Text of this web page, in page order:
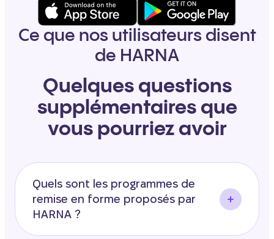
Ce que nos utilisateurs disent
de HARNA
Quelques questions
supplémentaires que
vous pourriez avoir
Quels sont les programmes de
remise en forme proposés par
HARNA ?